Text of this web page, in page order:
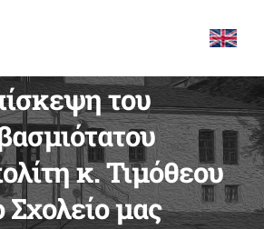
του
κ. Τιμόθεου
Σχολείο μας